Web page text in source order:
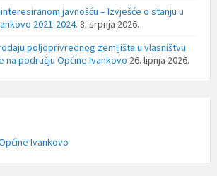
javnošću – Izvješće o stanju u
2021-2024. 8. srpnja 2026.
poljoprivrednog zemljišta u vlasništvu
na području Općine Ivankovo 26. lipnja 2026.
Ivankovo